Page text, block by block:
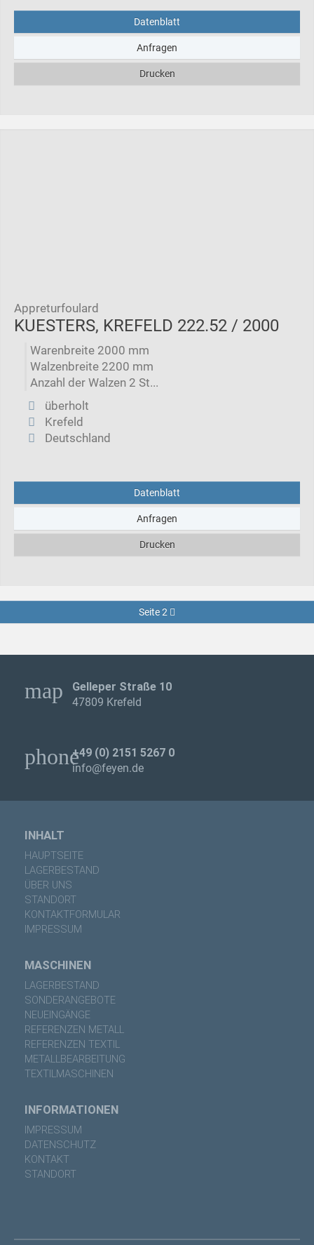
Datenblatt
Anfragen
Drucken
Appreturfoulard
KUESTERS, KREFELD 222.52 / 2000
Warenbreite 2000 mm
Walzenbreite 2200 mm
Anzahl der Walzen 2 St...
überholt
Krefeld
Deutschland
Datenblatt
Anfragen
Drucken
Seite 2
map
Gelleper Straße 10
47809 Krefeld
phone+49 (0) 2151 5267 0
info@feyen.de
INHALT
HAUPTSEITE
LAGERBESTAND
ÜBER UNS
STANDORT
KONTAKTFORMULAR
IMPRESSUM
MASCHINEN
LAGERBESTAND
SONDERANGEBOTE
NEUEINGÄNGE
REFERENZEN METALL
REFERENZEN TEXTIL
METALLBEARBEITUNG
TEXTILMASCHINEN
INFORMATIONEN
IMPRESSUM
DATENSCHUTZ
KONTAKT
STANDORT